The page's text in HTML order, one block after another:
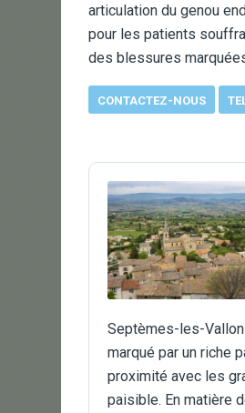
articulation du genou
pour les patients
des blessures
CONTACTEZ-NOUS
Septèmes-les-
marqué par un riche
proximité avec les
paisible. En matière